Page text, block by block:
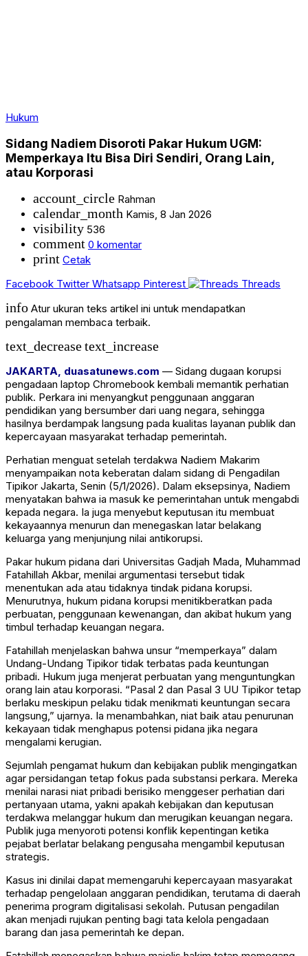
Hukum
Sidang Nadiem Disoroti Pakar Hukum UGM:
Memperkaya Itu Bisa Diri Sendiri, Orang Lain,
atau Korporasi
account_circle Rahman
calendar_month Kamis, 8 Jan 2026
visibility 536
comment 0 komentar
print Cetak
Facebook Twitter Whatsapp Pinterest Threads
info Atur ukuran teks artikel ini untuk mendapatkan
pengalaman membaca terbaik.
text_decreasetext_increase
JAKARTA, duasatunews.com — Sidang dugaan korupsi
pengadaan laptop Chromebook kembali memantik perhatian
publik. Perkara ini menyangkut penggunaan anggaran
pendidikan yang bersumber dari uang negara, sehingga
hasilnya berdampak langsung pada kualitas layanan publik dan
kepercayaan masyarakat terhadap pemerintah.
Perhatian menguat setelah terdakwa Nadiem Makarim
menyampaikan nota keberatan dalam sidang di Pengadilan
Tipikor Jakarta, Senin (5/1/2026). Dalam eksepsinya, Nadiem
menyatakan bahwa ia masuk ke pemerintahan untuk mengabdi
kepada negara. Ia juga menyebut keputusan itu membuat
kekayaannya menurun dan menegaskan latar belakang
keluarga yang menjunjung nilai antikorupsi.
Pakar hukum pidana dari Universitas Gadjah Mada, Muhammad
Fatahillah Akbar, menilai argumentasi tersebut tidak
menentukan ada atau tidaknya tindak pidana korupsi.
Menurutnya, hukum pidana korupsi menitikberatkan pada
perbuatan, penggunaan kewenangan, dan akibat hukum yang
timbul terhadap keuangan negara.
Fatahillah menjelaskan bahwa unsur “memperkaya” dalam
Undang-Undang Tipikor tidak terbatas pada keuntungan
pribadi. Hukum juga menjerat perbuatan yang menguntungkan
orang lain atau korporasi. “Pasal 2 dan Pasal 3 UU Tipikor tetap
berlaku meskipun pelaku tidak menikmati keuntungan secara
langsung,” ujarnya. Ia menambahkan, niat baik atau penurunan
kekayaan tidak menghapus potensi pidana jika negara
mengalami kerugian.
Sejumlah pengamat hukum dan kebijakan publik mengingatkan
agar persidangan tetap fokus pada substansi perkara. Mereka
menilai narasi niat pribadi berisiko menggeser perhatian dari
pertanyaan utama, yakni apakah kebijakan dan keputusan
terdakwa melanggar hukum dan merugikan keuangan negara.
Publik juga menyoroti potensi konflik kepentingan ketika
pejabat berlatar belakang pengusaha mengambil keputusan
strategis.
Kasus ini dinilai dapat memengaruhi kepercayaan masyarakat
terhadap pengelolaan anggaran pendidikan, terutama di daerah
penerima program digitalisasi sekolah. Putusan pengadilan
akan menjadi rujukan penting bagi tata kelola pengadaan
barang dan jasa pemerintah ke depan.